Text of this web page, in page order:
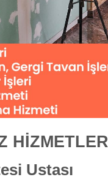
HİZMETLER
Ustası